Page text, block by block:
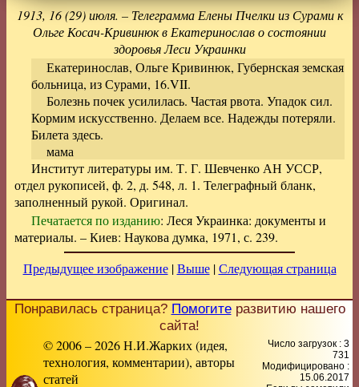
1913, 16 (29) июля. – Телеграмма Елены Пчелки из Сурами к
Ольге Косач-Кривинюк в Екатеринослав о состоянии
здоровья Леси Украинки
Екатеринослав, Ольге Кривинюк, Губернская земская
больница, из Сурами, 16.VII.
Болезнь почек усилилась. Частая рвота. Упадок сил.
Кормим искусственно. Делаем все. Надежды потеряли.
Билета здесь.
мама
Институт литературы им. Т. Г. Шевченко АН УССР,
отдел рукописей, ф. 2, д. 548, л. 1. Телеграфный бланк,
заполненный рукой. Оригинал.
Печатается по изданию: Леся Украинка: документы и
материалы. – Киев: Наукова думка, 1971, с. 239.
Предыдущее изображение|Выше|Следующая страница
Понравилась страница? Помогитеразвитию нашего
сайта!
© 2006 – 2026 Н.И.Жарких (идея,
технология, комментарии), авторы
статей
Число загрузок : 3
731
Модифицировано :
15.06.2017